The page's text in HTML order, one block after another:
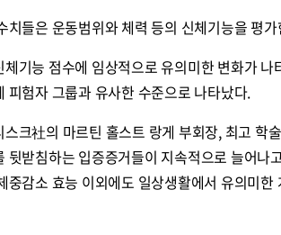
치들은 운동범위와 체력 등의 신체기능을 평
체기능 점수에 임상적으로 유의미한 변화가
피험자 그룹과 유사한 수준으로 나타났다.
스크社의 마르틴 홀스트 랑게 부회장, 최고 학
뒷받침하는 입증증거들이 지속적으로 늘어나
중감소 효능 이외에도 일상생활에서 유의미